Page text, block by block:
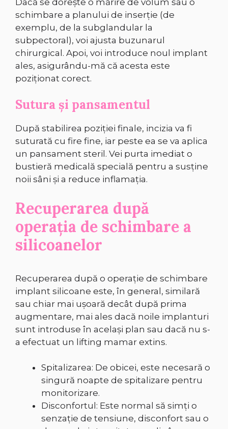
schimbare a planului de inserție (de
exemplu, de la subglandular la
subpectoral), voi ajusta buzunarul
chirurgical. Apoi, voi introduce noul implant
ales, asigurându-mă că acesta este
poziționat corect.
Sutura și pansamentul
După stabilirea poziției finale, incizia va fi
suturată cu fire fine, iar peste ea se va aplica
un pansament steril. Vei purta imediat o
bustieră medicală specială pentru a susține
noii sâni și a reduce inflamația.
Recuperarea după
operația de schimbare a
silicoanelor
Recuperarea după o operație de schimbare
implant silicoane este, în general, similară
sau chiar mai ușoară decât după prima
augmentare, mai ales dacă noile implanturi
sunt introduse în același plan sau dacă nu s-
a efectuat un lifting mamar extins.
Spitalizarea: De obicei, este necesară o
singură noapte de spitalizare pentru
monitorizare.
Disconfortul: Este normal să simți o
senzație de tensiune, disconfort sau o